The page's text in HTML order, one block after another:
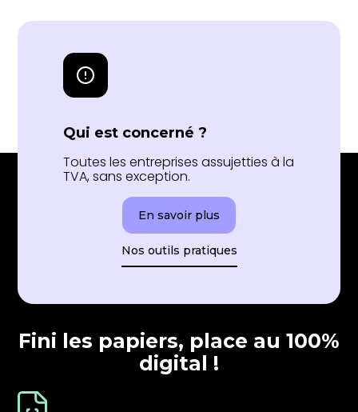
Qui est concerné ?
Toutes les entreprises assujetties à la
TVA, sans exception.
En savoir plus
Nos outils pratiques
Fini les papiers, place au 100%
digital !